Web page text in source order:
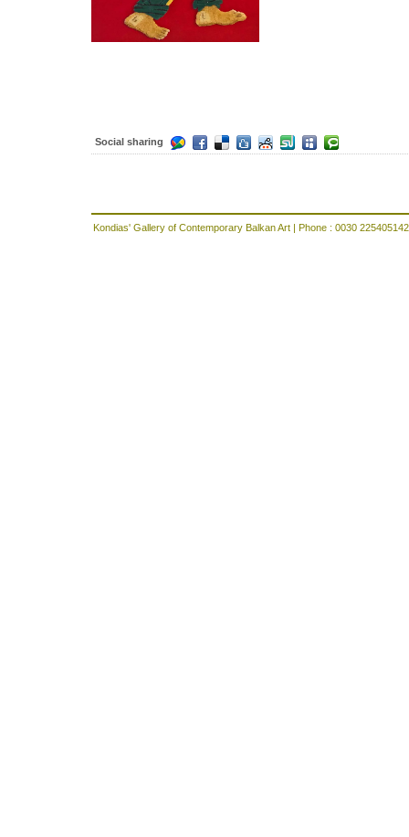
Social sharing
Kondias' Gallery of Contemporary Balkan Art | Phone : 0030